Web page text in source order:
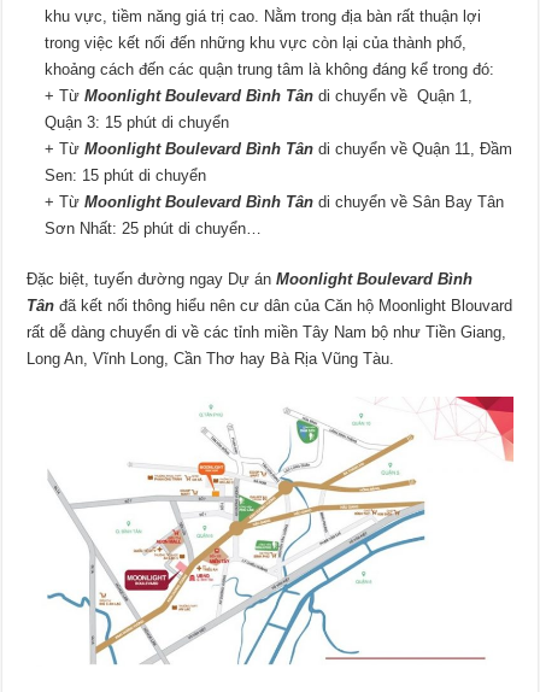
khu vực, tiềm năng giá trị cao. Nằm trong địa bàn rất thuận lợi
trong việc kết nối đến những khu vực còn lại của thành phố,
khoảng cách đến các quận trung tâm là không đáng kể trong đó:
+ Từ Moonlight Boulevard Bình Tândi chuyển về Quận 1,
Quận 3: 15 phút di chuyển
+ Từ Moonlight Boulevard Bình Tândi chuyển về Quận 11, Đầm
Sen: 15 phút di chuyển
+ Từ Moonlight Boulevard Bình Tândi chuyển về Sân Bay Tân
Sơn Nhất: 25 phút di chuyển…
Đặc biệt, tuyến đường ngay Dự ánMoonlight Boulevard Bình
Tânđã kết nối thông hiểu nên cư dân của Căn hộ Moonlight Blouvard
rất dễ dàng chuyển di về các tỉnh miền Tây Nam bộ như Tiền Giang,
Long An, Vĩnh Long, Cần Thơ hay Bà Rịa Vũng Tàu.